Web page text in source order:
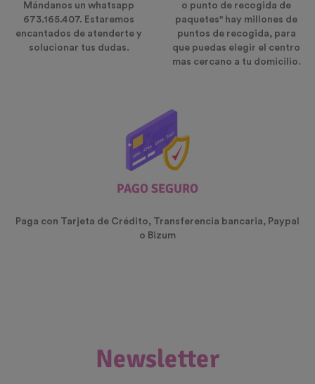
Mándanos un whatsapp
673.165.407. Estaremos
encantados de atenderte y
solucionar tus dudas.
o punto de recogida de
paquetes" hay millones de
puntos de recogida, para
que puedas elegir el centro
mas cercano a tu domicilio.
PAGO SEGURO
Paga con Tarjeta de Crédito, Transferencia bancaria, Paypal
o Bizum
Newsletter